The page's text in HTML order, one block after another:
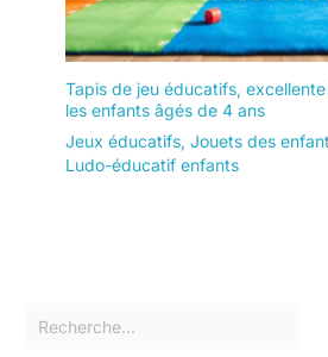
Tapis de jeu éducatifs,
les enfants âgés de 4 ans
Jeux éducatifs, Jouets des
Ludo-éducatif enfants